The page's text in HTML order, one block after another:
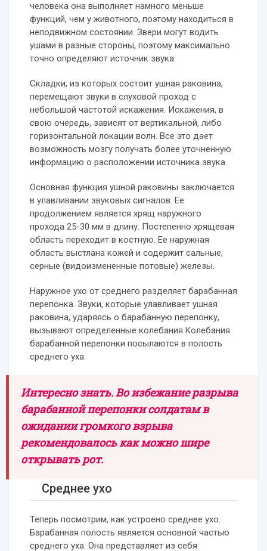
человека она выполняет намного меньше
функций, чем у животного, поэтому находиться в
неподвижном состоянии. Звери могут водить
ушами в разные стороны, поэтому максимально
точно определяют источник звука.
Складки, из которых состоит ушная раковина,
перемещают звуки в слуховой проход с
небольшой частотой искажения. Искажения, в
свою очередь, зависят от вертикальной, либо
горизонтальной локации волн. Все это дает
возможность мозгу получать более уточненную
информацию о расположении источника звука.
Основная функция ушной раковины заключается
в улавливании звуковых сигналов. Ее
продолжением является хрящ наружного
прохода 25-30 мм в длину. Постепенно хрящевая
область переходит в костную. Ее наружная
область выстлана кожей и содержит сальные,
серные (видоизмененные потовые) железы.
Наружное ухо от среднего разделяет барабанная
перепонка. Звуки, которые улавливает ушная
раковина, ударяясь о барабанную перепонку,
вызывают определенные колебания.Колебания
барабанной перепонки посылаются в полость
среднего уха.
Интересно знать. Во избежание разрыва
барабанной перепонки солдатам в
ожидании громкого взрыва
рекомендовалось как можно шире
открывать рот.
Среднее ухо
Теперь посмотрим, как устроено среднее ухо.
Барабанная полость является основной частью
среднего уха. Она представляет из себя